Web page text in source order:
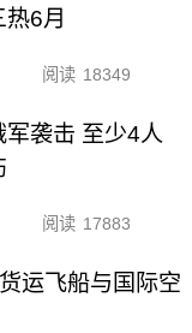
6月
阅读 18349
军袭击 至少4人
阅读 17883
运飞船与国际空